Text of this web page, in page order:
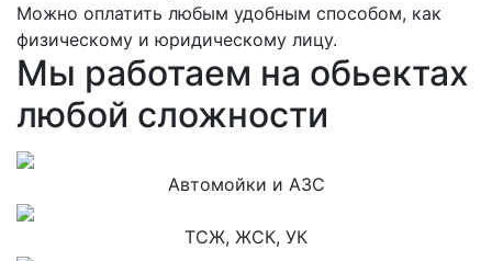
Можно оплатить любым удобным способом, как
физическому и юридическому лицу.
Мы работаем на обьектах
любой сложности
Автомойки и АЗС
ТСЖ, ЖСК, УК